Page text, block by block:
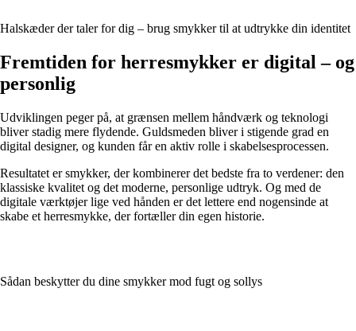
Halskæder der taler for dig – brug smykker til at udtrykke din identitet
Fremtiden for herresmykker er digital – og
personlig
Udviklingen peger på, at grænsen mellem håndværk og teknologi
bliver stadig mere flydende. Guldsmeden bliver i stigende grad en
digital designer, og kunden får en aktiv rolle i skabelsesprocessen.
Resultatet er smykker, der kombinerer det bedste fra to verdener: den
klassiske kvalitet og det moderne, personlige udtryk. Og med de
digitale værktøjer lige ved hånden er det lettere end nogensinde at
skabe et herresmykke, der fortæller din egen historie.
Sådan beskytter du dine smykker mod fugt og sollys